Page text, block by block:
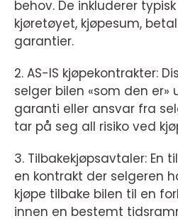
behov. De inkluderer
kjøretøyet, kjøpesum,
garantier.
2. AS-IS kjøpekontrakter:
selger bilen «som den
garanti eller ansvar fra
tar på seg all risiko ved
3. Tilbakekjøpsavtaler: En
en kontrakt der selgeren
kjøpe tilbake bilen til en
innen en bestemt